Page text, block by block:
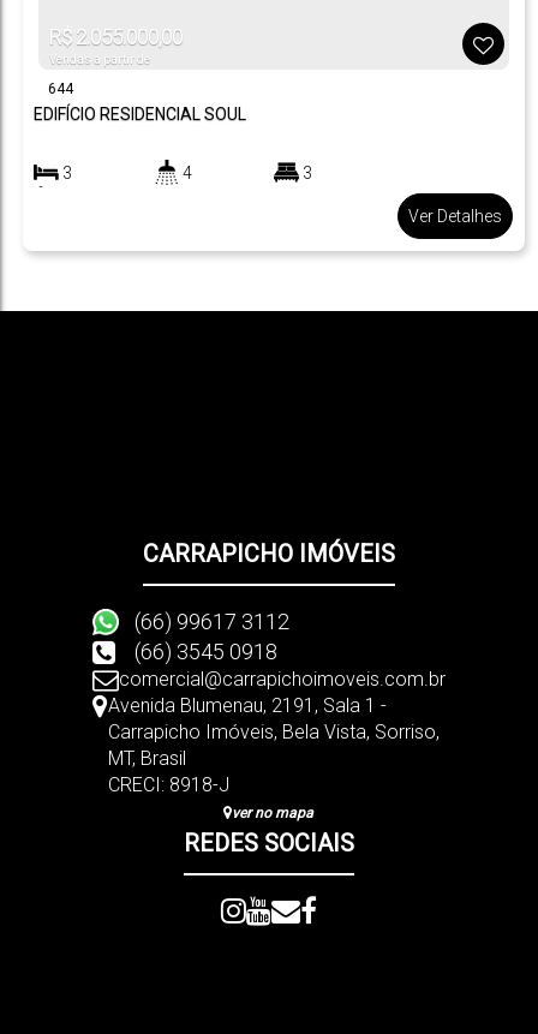
644
R$2.055.000,00
Vendas a partir de
EDIFÍCIO RESIDENCIAL SOUL
3 4
3
Ver Detalhes
CARRAPICHO IMÓVEIS
(66) 99617 3112
(66) 3545 0918
comercial@carrapichoimoveis.com.br
Avenida Blumenau, 2191 , Sala 1 -
Carrapicho Imóveis, Bela Vista, Sorriso,
MT, Brasil
CRECI: 8918-J
ver no mapa
REDES SOCIAIS